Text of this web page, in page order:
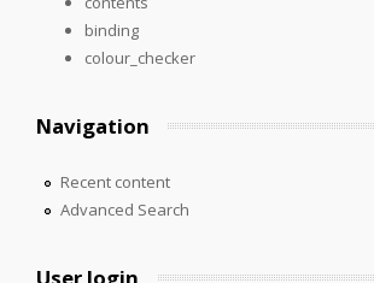
binding
colour_checker
Navigation
Recent content
Advanced Search
User login